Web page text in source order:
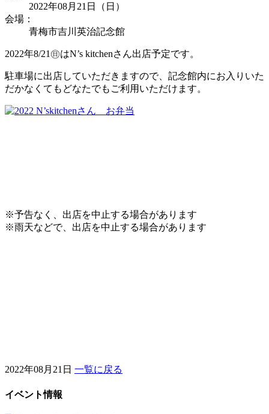
2022年08月21日（日）
会場：
青梅市吉川英治記念館
2022年8/21㊐はN’s kitchenさん出店予定です。
駐車場に出店していただきますので、記念館内にお入りいた
だかなくてもどなたでもご利用いただけます。
※予告なく、出店を中止する場合があります
※雨天などで、出店を中止する場合があります
2022年08月21日 一覧に戻る
イベント情報